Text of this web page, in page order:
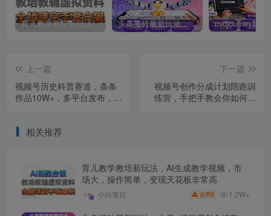
育儿教学教培新玩法，AI生成教学视频，市场大，操作简单，变现天花板非常高 头条搬砖最新玩法，文章+视频用AI全搞定，一天5张+不是问题，每天只需10分钟
上一篇
视频号历史科普赛道，条条
作品10W+，多平台发布，助
下一篇
视频号创作分成计划陪跑训
练营，手把手教会你如何制
相关推荐
育儿教学教培新玩法，AI生成教学视频，市
场大，操作简单，变现天花板非常高
小白项目 云币3 1.2W+